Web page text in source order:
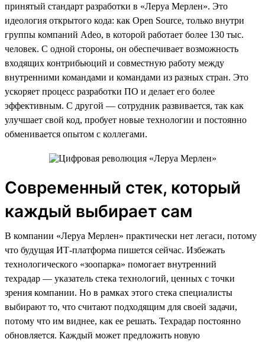
принятый стандарт разработки в «Леруа Мерлен». Это
идеология открытого кода: как Open Source, только внутри
группы компаний Adeo, в которой работает более 130 тыс.
человек. С одной стороны, он обеспечивает возможность
входящих контрибьюций и совместную работу между
внутренними командами и командами из разных стран. Это
ускоряет процесс разработки ПО и делает его более
эффективным. С другой — сотрудник развивается, так как
улучшает свой код, пробует новые технологии и постоянно
обменивается опытом с коллегами.
Современный стек, который
каждый выбирает сам
В компании «Леруа Мерлен» практически нет легаси, потому
что будущая ИТ-платформа пишется сейчас. Избежать
технологического «зоопарка» помогает внутренний
техрадар — указатель стека технологий, ценных с точки
зрения компании. Но в рамках этого стека специалисты
выбирают то, что считают подходящим для своей задачи,
потому что им виднее, как ее решать. Техрадар постоянно
обновляется. Каждый может предложить новую